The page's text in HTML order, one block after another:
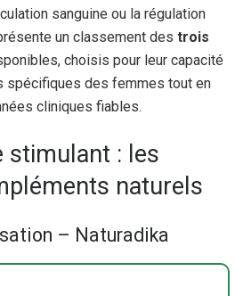
sanguine ou la régulation
un classement des trois
choisis pour leur capacité
spécifiques des femmes tout en
cliniques fiables.
stimulant : les
naturels
– Naturadika